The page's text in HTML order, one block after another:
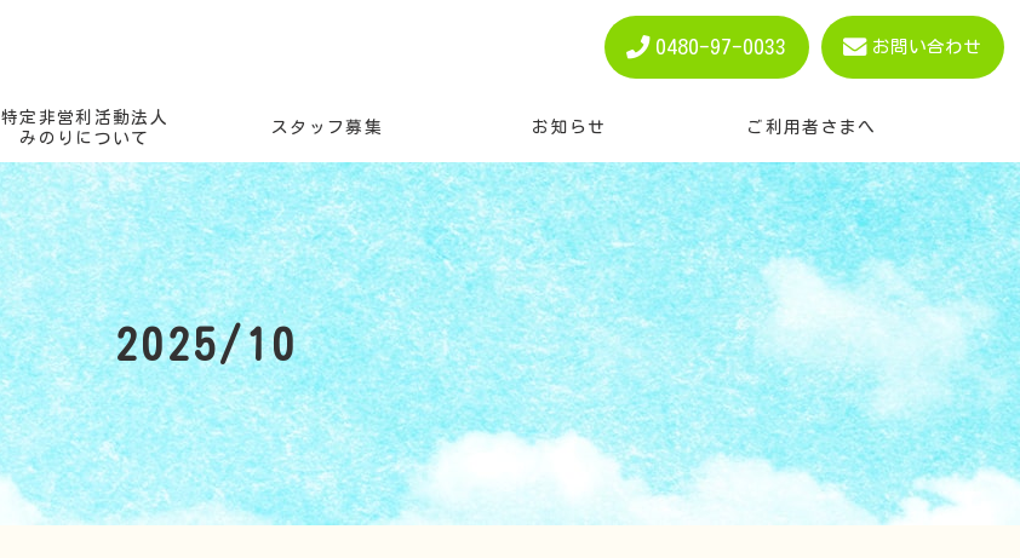
0480-97-0033 お問い合わせ
特定非営利活動法人
みのりについて
スタッフ募集 お知らせ ご利用者さまへ
2025/10